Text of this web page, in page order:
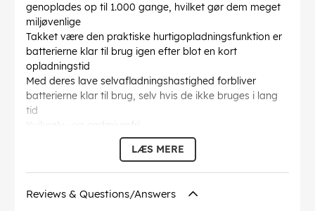
genoplades op til 1.000 gange, hvilket gør dem meget
miljøvenlige
Takket være den praktiske hurtigopladningsfunktion er
batterierne klar til brug igen efter blot en kort
opladningstid
Med deres lave selvafladningshastighed forbliver
batterierne klar til brug, selv hvis de ikke bruges i lang
tid
Kviksølv- og cadmiumfri
maksimal kapacitet: 10000 mAh
Spænding : 1.2 V
LÆS MERE
Reviews & Questions/Answers